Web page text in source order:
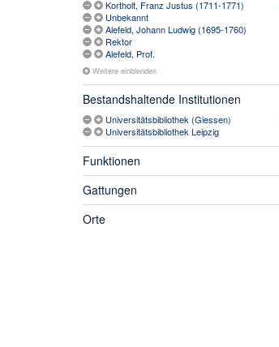
Kortholt, Franz Justus (1711-1771)
Unbekannt
Alefeld, Johann Ludwig (1695-1760)
Rektor
Alefeld, Prof.
Weitere einblenden
Bestandshaltende Institutionen
Universitätsbibliothek (Giessen)
Universitätsbibliothek Leipzig
Funktionen
Gattungen
Orte